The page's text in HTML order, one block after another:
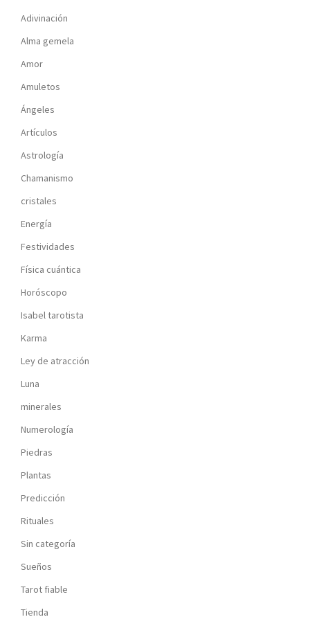
Adivinación
Alma gemela
Amor
Amuletos
Ángeles
Artículos
Astrología
Chamanismo
cristales
Energía
Festividades
Física cuántica
Horóscopo
Isabel tarotista
Karma
Ley de atracción
Luna
minerales
Numerología
Piedras
Plantas
Predicción
Rituales
Sin categoría
Sueños
Tarot fiable
Tienda